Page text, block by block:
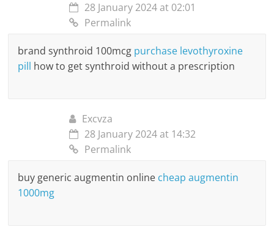
28 January 2024 at 02:01
Permalink
brand synthroid 100mcg purchase levothyroxine
pill how to get synthroid without a prescription
Excvza
28 January 2024 at 14:32
Permalink
buy generic augmentin online cheap augmentin
1000mg